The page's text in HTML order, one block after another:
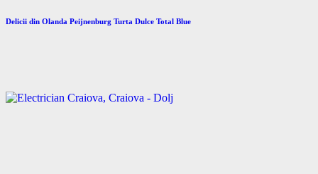
Delicii din Olanda Peijnenburg Turta Dulce Total Blue